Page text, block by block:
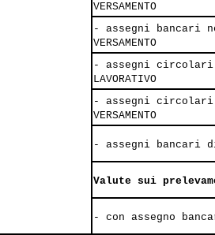
VERSAMENTO
- assegni bancari
VERSAMENTO
- assegni circolari
LAVORATIVO
- assegni circolari
VERSAMENTO
- assegni bancari di
Valute sui
- con assegno